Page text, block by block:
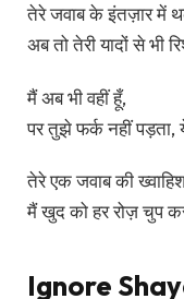
तेरे जवाब के इंतज़ार में
अब तो तेरी यादों से भी
मैं अब भी वहीं हूँ,
पर तुझे फर्क नहीं
तेरे एक जवाब की
मैं खुद को हर रोज़ चुप
Ignore